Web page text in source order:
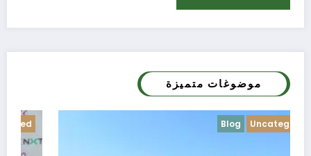
موضوغات متميزة
Uncategorized